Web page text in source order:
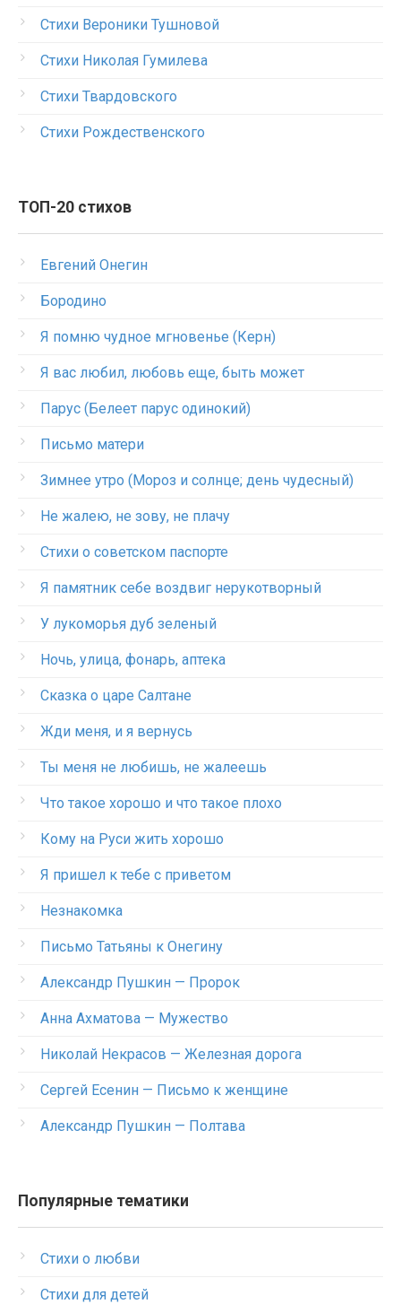
Стихи Вероники Тушновой
Стихи Николая Гумилева
Стихи Твардовского
Стихи Рождественского
ТОП-20 стихов
Евгений Онегин
Бородино
Я помню чудное мгновенье (Керн)
Я вас любил, любовь еще, быть может
Парус (Белеет парус одинокий)
Письмо матери
Зимнее утро (Мороз и солнце; день чудесный)
Не жалею, не зову, не плачу
Стихи о советском паспорте
Я памятник себе воздвиг нерукотворный
У лукоморья дуб зеленый
Ночь, улица, фонарь, аптека
Сказка о царе Салтане
Жди меня, и я вернусь
Ты меня не любишь, не жалеешь
Что такое хорошо и что такое плохо
Кому на Руси жить хорошо
Я пришел к тебе с приветом
Незнакомка
Письмо Татьяны к Онегину
Александр Пушкин — Пророк
Анна Ахматова — Мужество
Николай Некрасов — Железная дорога
Сергей Есенин — Письмо к женщине
Александр Пушкин — Полтава
Популярные тематики
Стихи о любви
Стихи для детей